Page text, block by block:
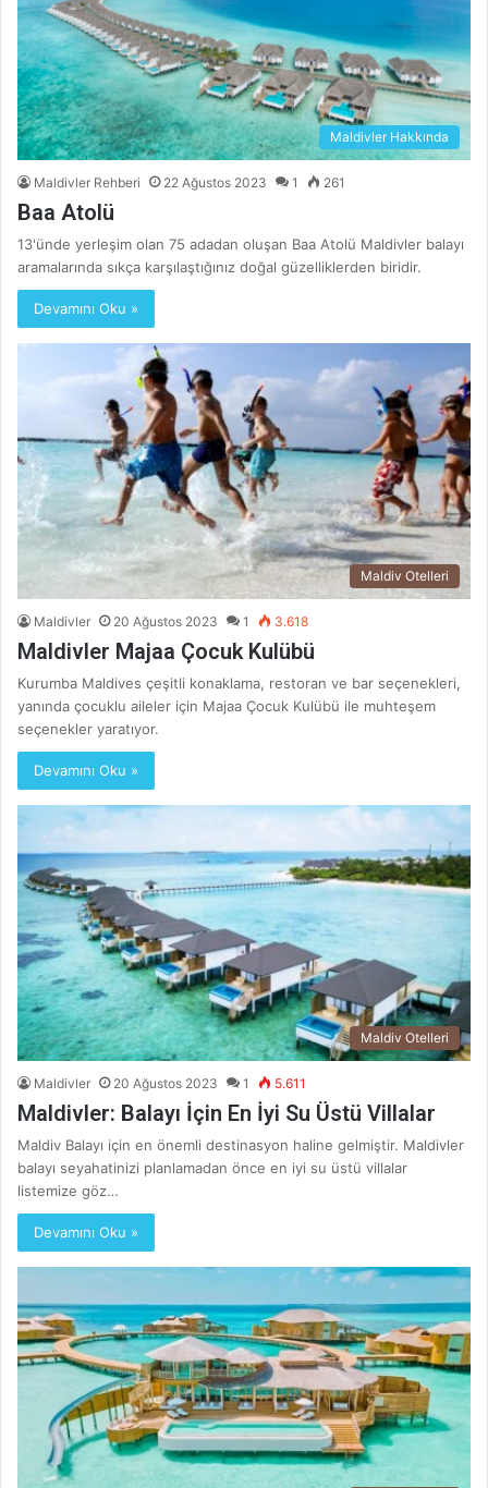
Maldivler Hakkında
Maldivler Rehberi 22 Ağustos 2023 1 261
Baa Atolü
13'ünde yerleşim olan 75 adadan oluşan Baa Atolü Maldivler balayı
aramalarında sıkça karşılaştığınız doğal güzelliklerden biridir.
Devamını Oku »
Maldiv Otelleri
Maldivler 20 Ağustos 2023 1 3.618
Maldivler Majaa Çocuk Kulübü
Kurumba Maldives çeşitli konaklama, restoran ve bar seçenekleri,
yanında çocuklu aileler için Majaa Çocuk Kulübü ile muhteşem
seçenekler yaratıyor.
Devamını Oku »
Maldiv Otelleri
Maldivler 20 Ağustos 2023 1 5.611
Maldivler: Balayı İçin En İyi Su Üstü Villalar
Maldiv Balayı için en önemli destinasyon haline gelmiştir. Maldivler
balayı seyahatinizi planlamadan önce en iyi su üstü villalar
listemize göz…
Devamını Oku »